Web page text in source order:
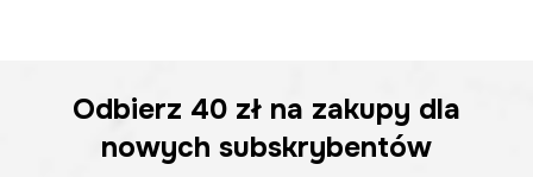
Odbierz 40 zł na zakupy dla
nowych subskrybentów